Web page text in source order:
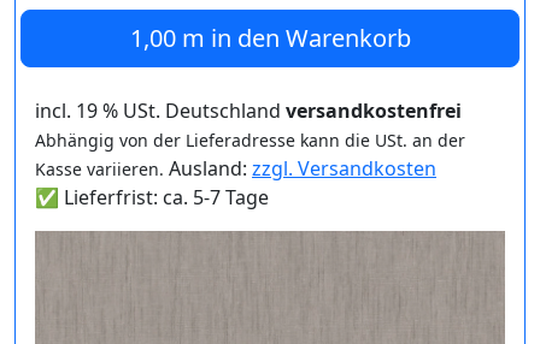
1,00 m in den Warenkorb
incl. 19 % USt. Deutschland versandkostenfrei
Abhängig von der Lieferadresse kann die USt. an der
Kasse variieren. Ausland: zzgl. Versandkosten
✅ Lieferfrist: ca. 5-7 Tage